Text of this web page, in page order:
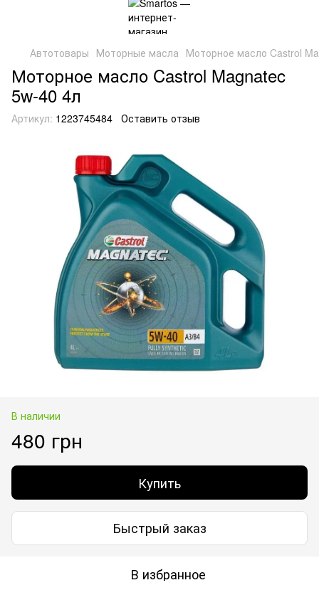
Автотовары Моторные масла Моторное масло Castrol
Моторное масло Castrol Magnatec
5w-40 4л
Артикул: 1223745484 Оставить отзыв
В наличии
480 грн
Купить
Быстрый заказ
В избранное